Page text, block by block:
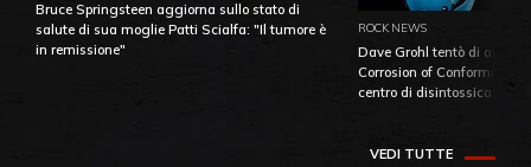
Bruce Springsteen aggiorna sullo stato di
salute di sua moglie Patti Scialfa: "Il tumore è
in remissione"
ROCK NEWS
Dave Grohl tentò di
Corrosion of Conformity
centro di
VEDI TUTTE